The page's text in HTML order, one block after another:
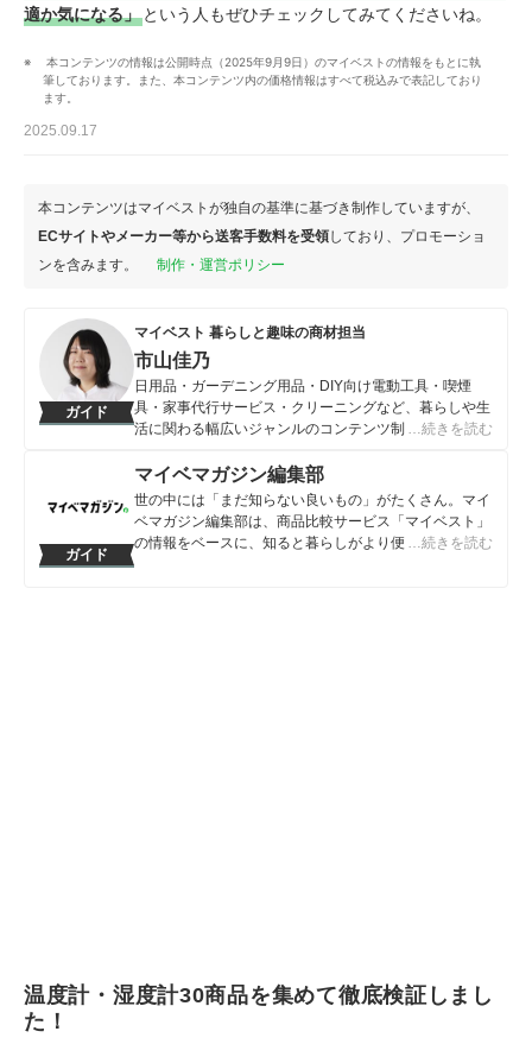
適か気になる」 という人もぜひチェックしてみてくださいね。
本コンテンツの情報は公開時点（2025年9月9日）のマイベストの情報をもとに執
筆しております。また、本コンテンツ内の価格情報はすべて税込みで表記しており
ます。
2025.09.17
本コンテンツはマイベストが独自の基準に基づき制作していますが、
ECサイトやメーカー等から送客手数料を受領しており、プロモーショ
ンを含みます。
制作・運営ポリシー
ガイド
マイベスト 暮らしと趣味の商材担当
市山佳乃
日用品・ガーデニング用品・DIY向け電動工具・喫煙
具・家事代行サービス・クリーニングなど、暮らしや生
活に関わる幅広いジャンルのコンテンツ制作に携わる。
ること」をモットーに、コンテンツ制作を行なってい
る。
市山佳乃のプロフィール
…続きを読む
ガイド
マイベマガジン編集部
世の中には「まだ知らない良いもの」がたくさん。マイ
ベマガジン編集部は、商品比較サービス「マイベスト」
の情報をベースに、知ると暮らしがより便利になるアイ
…続きを読む
温度計・湿度計30商品を集めて徹底検証しまし
た！